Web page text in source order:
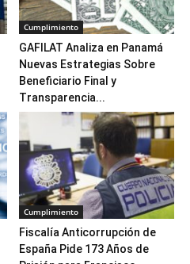
Cumplimiento
GAFILAT Analiza en Panamá
Nuevas Estrategias Sobre
Beneficiario Final y
Transparencia...
Cumplimiento
Fiscalía Anticorrupción de
España Pide 173 Años de